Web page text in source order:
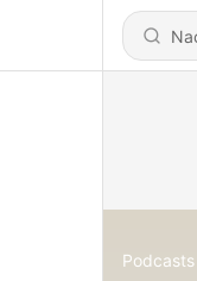
Podcasts